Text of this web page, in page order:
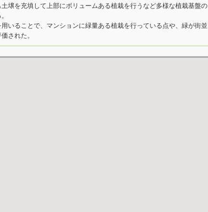
壌を充填して上部にボリュームある植栽を行うなど多様な植栽基盤の
いることで、マンションに緑量ある植栽を行っている点や、緑が街並
された。